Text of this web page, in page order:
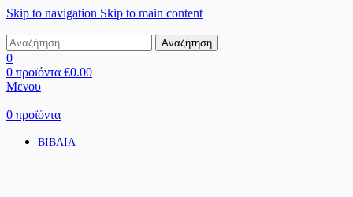
Skip to navigation Skip to main content
Αναζήτηση
0
0 προϊόντα €0.00
Μενου
0 προϊόντα
ΒΙΒΛΙΑ